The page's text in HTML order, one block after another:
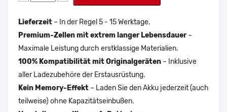
Lieferzeit – In der Regel 5 - 15 Werktage.
Premium-Zellen mit extrem langer Lebensdauer–
Maximale Leistung durch erstklassige Materialien.
100% Kompatibilität mit Originalgeräten – Inklusive
aller Ladezubehöre der Erstausrüstung.
Kein Memory-Effekt – Laden Sie den Akku jederzeit (auch
teilweise) ohne Kapazitätseinbußen.